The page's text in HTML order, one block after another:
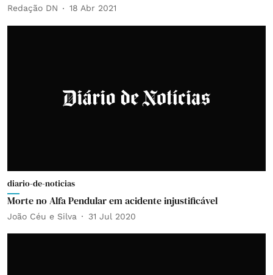
Redação DN 18 Abr 2021
diario-de-noticias
Morte no Alfa Pendular em acidente injustificável
João Céu e Silva 31 Jul 2020